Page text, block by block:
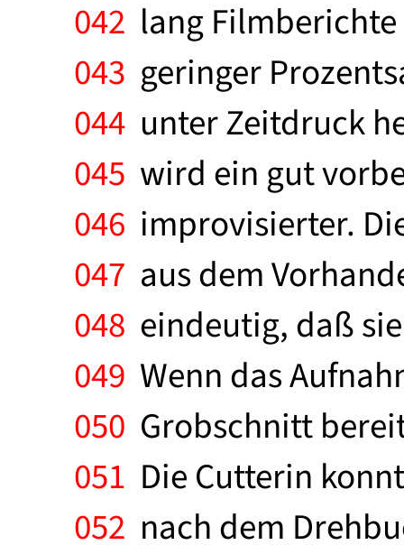
042 lang
043 geringer
044 unter Zeitdruck
045 wird ein gut
046 improvisierter.
047 aus dem
048 eindeutig, daß
049 Wenn das
050 Grobschnitt
051 Die Cutterin
052 nach dem